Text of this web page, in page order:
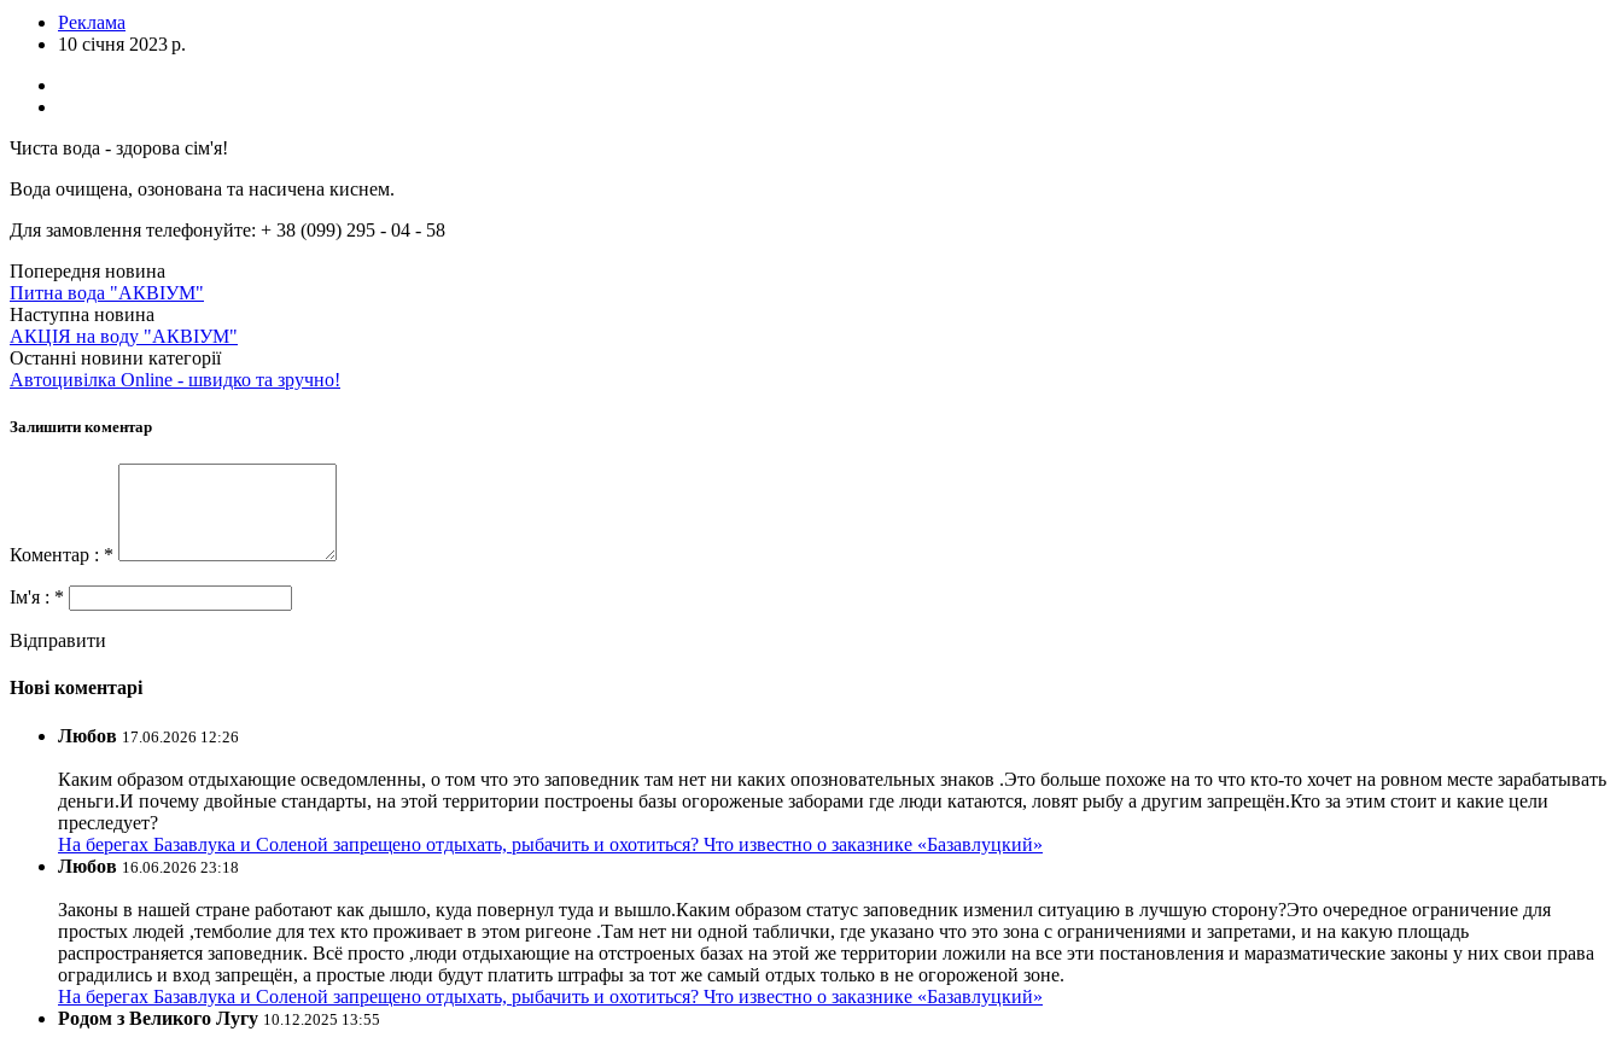
Реклама
10 січня 2023 р.
Чиста вода - здорова сім'я!
Вода очищена, озонована та насичена киснем.
Для замовлення телефонуйте: + 38 (099) 295 - 04 - 58
Попередня новина
Питна вода "АКВІУМ"
Наступна новина
АКЦІЯ на воду "АКВІУМ"
Останні новини категорії
Автоцивілка Online - швидко та зручно!
Залишити коментар
Коментар : *
Ім'я : *
Відправити
Нові коментарі
Любов 17.06.2026 12:26
Каким образом отдыхающие осведомленны, о том что это заповедник там нет ни каких опозновательных знаков .Это больше похоже на то что кто-то хочет на ровном месте зарабатывать
деньги.И почему двойные стандарты, на этой территории построены базы огороженые заборами где люди катаются, ловят рыбу а другим запрещён.Кто за этим стоит и какие цели
преследует?
На берегах Базавлука и Соленой запрещено отдыхать, рыбачить и охотиться? Что известно о заказнике «Базавлуцкий»
Любов 16.06.2026 23:18
Законы в нашей стране работают как дышло, куда повернул туда и вышло.Каким образом статус заповедник изменил ситуацию в лучшую сторону?Это очередное ограничение для
простых людей ,темболие для тех кто проживает в этом ригеоне .Там нет ни одной таблички, где указано что это зона с ограничениями и запретами, и на какую площадь
распространяется заповедник. Всё просто ,люди отдыхающие на отстроеных базах на этой же территории ложили на все эти постановления и маразматические законы у них свои права
оградились и вход запрещён, а простые люди будут платить штрафы за тот же самый отдых только в не огороженой зоне.
На берегах Базавлука и Соленой запрещено отдыхать, рыбачить и охотиться? Что известно о заказнике «Базавлуцкий»
Родом з Великого Лугу 10.12.2025 13:55